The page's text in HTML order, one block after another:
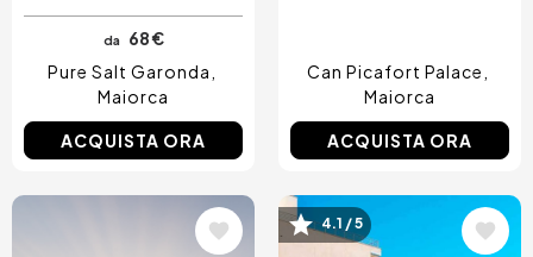
da
68 €
Pure Salt Garonda
Maiorca
ACQUISTA ORA
Can Picafort Palace
Maiorca
ACQUISTA ORA
Immagine Immagine
4.1 / 5